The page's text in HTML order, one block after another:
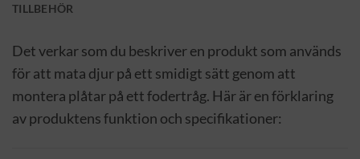
TILLBEHÖR
Det verkar som du beskriver en produkt som används
för att mata djur på ett smidigt sätt genom att
montera plåtar på ett fodertråg. Här är en förklaring
av produktens funktion och specifikationer: